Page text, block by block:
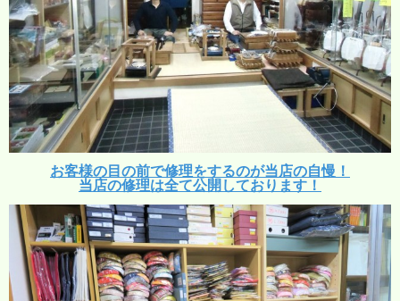
お客様の目の前で修理をするのが当店の自慢！
当店の修理は全て公開しております！